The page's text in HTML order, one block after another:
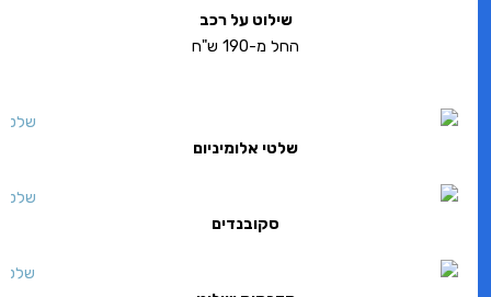
שילוט על רכב
החל מ-190 ש"ח
שלטי אלומיניום
סקובנדים